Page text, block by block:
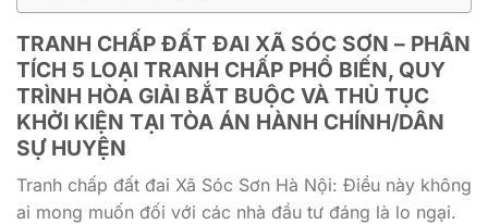
TRANH CHẤP ĐẤT ĐAI XÃ SÓC SƠN – PHÂN
TÍCH 5 LOẠI TRANH CHẤP PHỔ BIẾN, QUY
TRÌNH HÒA GIẢI BẮT BUỘC VÀ THỦ TỤC
KHỞI KIỆN TẠI TÒA ÁN HÀNH CHÍNH/DÂN
SỰ HUYỆN
Tranh chấp đất đai Xã Sóc Sơn Hà Nội: Điều này không
ai mong muốn đối với các nhà đầu tư đáng là lo ngại.